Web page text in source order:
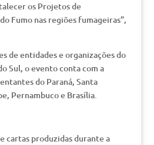
os Projetos de
Fumo nas regiões fumageiras”,
de entidades e organizações do
Sul, o evento conta com a
do Paraná, Santa
Pernambuco e Brasília.
cartas produzidas durante a